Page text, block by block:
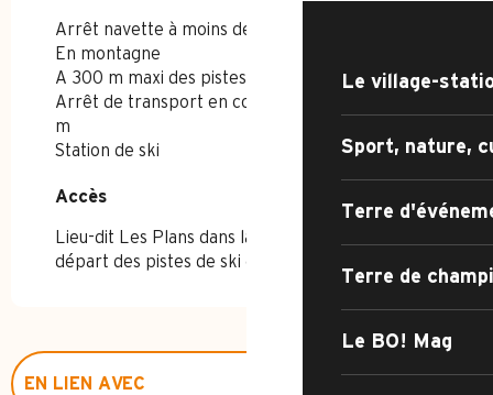
Le village-
Sport, nature,
Terre
Terre de
Le BO! Mag
Arrêt navette à moins de 300 m
En montagne
A 300 m maxi des pistes
Arrêt de transport en commun à moins de 500
m
Station de ski
Accès
Accès
Lieu-dit Les Plans dans la vallée du Bouchet, au
départ des pistes de ski de fond.
EN LIEN AVEC